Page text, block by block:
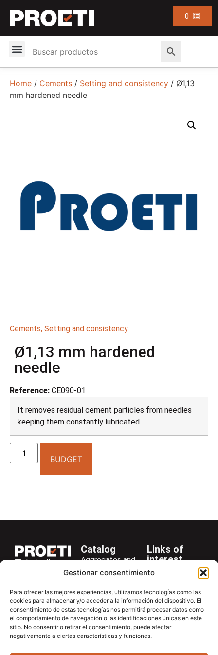
Gestionar consentimiento
Para ofrecer las mejores experiencias, utilizamos tecnologías como las
cookies para almacenar y/o acceder a la información del dispositivo. El
consentimiento de estas tecnologías nos permitirá procesar datos como
el comportamiento de navegación o las identificaciones únicas en este
sitio. No consentir o retirar el consentimiento, puede afectar
negativamente a ciertas características y funciones.
0
Home / Cements / Setting and consistency / Ø1,13
mm hardened needle
Cements, Setting and consistency
Ø1,13 mm hardened
needle
Reference: CE090-01
It removes residual cement particles from needles
keeping them constantly lubricated.
BUDGET
LinkedIn
+34 916 28
29 40
proetisa@proetisa.com
Ctra de
Algete, Av
M-106, Km
Catalog
Aggregates and
Rocks
Asphalt
Cements
Concrete
Soils
Soilmatic
Links of
interest
Company
News
Newsletter
Download
Contac